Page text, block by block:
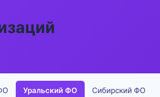
Уральский ФО Сибирский ФО